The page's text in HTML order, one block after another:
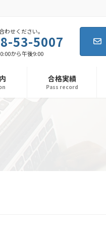
わせください。
53-5007
から午後9:00
合格実績
Pass record